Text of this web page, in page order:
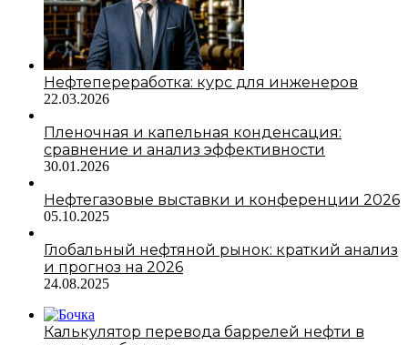
Нефтепереработка: курс для инженеров
22.03.2026
Пленочная и капельная конденсация:
сравнение и анализ эффективности
30.01.2026
Нефтегазовые выставки и конференции 2026
05.10.2025
Глобальный нефтяной рынок: краткий анализ
и прогноз на 2026
24.08.2025
Калькулятор перевода баррелей нефти в